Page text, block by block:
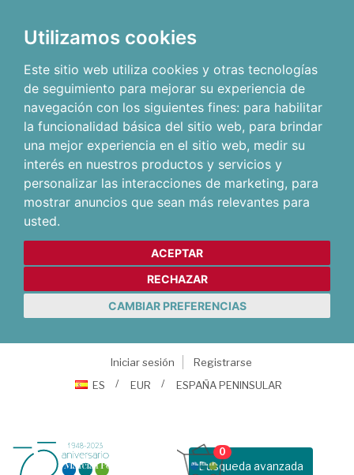
Utilizamos cookies
Este sitio web utiliza cookies y otras tecnologías
de seguimiento para mejorar su experiencia de
navegación con los siguientes fines: para habilitar
la funcionalidad básica del sitio web, para brindar
una mejor experiencia en el sitio web, medir su
interés en nuestros productos y servicios y
personalizar las interacciones de marketing, para
mostrar anuncios que sean más relevantes para
usted.
ACEPTAR
RECHAZAR
CAMBIAR PREFERENCIAS
Iniciar sesión
Registrarse
ES
EUR ESPAÑA PENINSULAR
Busqueda avanzada
0